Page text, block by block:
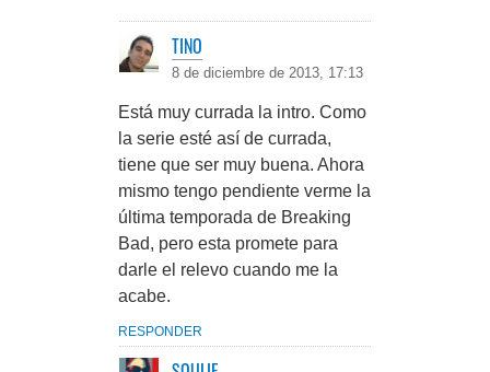
TINO
8 de diciembre de 2013, 17:13
Está muy currada la intro. Como
la serie esté así de currada,
tiene que ser muy buena. Ahora
mismo tengo pendiente verme la
última temporada de Breaking
Bad, pero esta promete para
darle el relevo cuando me la
acabe.
RESPONDER